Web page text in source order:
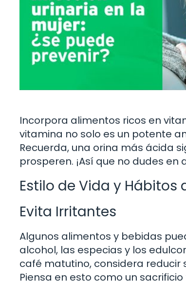
Incorpora alimentos ricos en
vitamina no solo es un potente
Recuerda, una orina más ácida
prosperen. ¡Así que no dudes
Estilo de Vida y
Evita Irritantes
Algunos alimentos y bebidas
alcohol, las especias y los
café matutino, considera reducir
Piensa en esto como un